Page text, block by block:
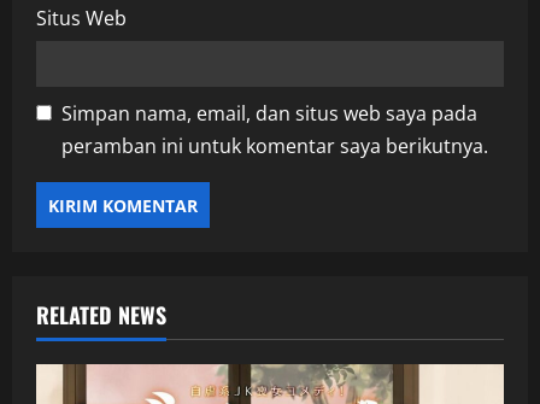
Situs Web
Simpan nama, email, dan situs web saya pada
peramban ini untuk komentar saya berikutnya.
RELATED NEWS